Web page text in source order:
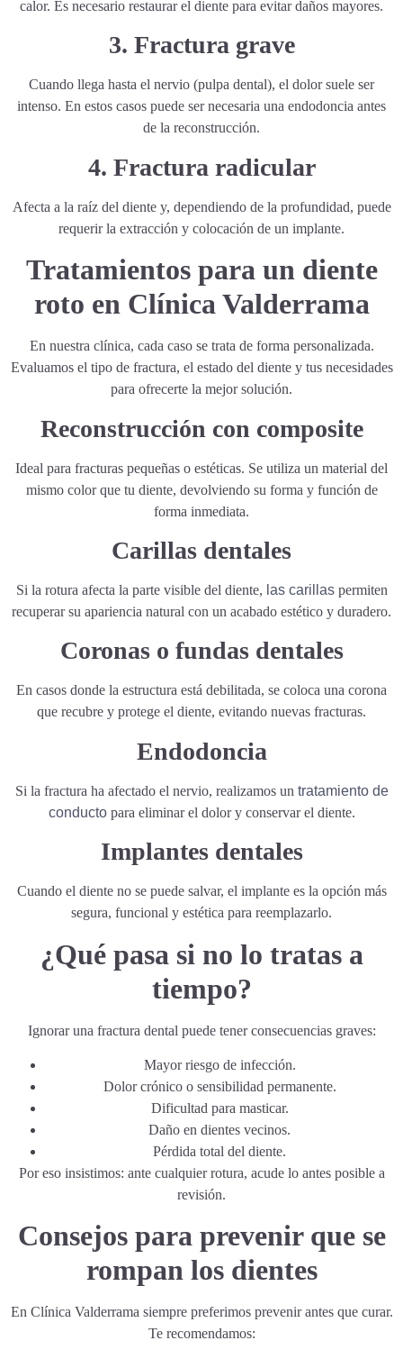
calor. Es necesario restaurar el diente para evitar daños mayores.
3. Fractura grave
Cuando llega hasta el nervio (pulpa dental), el dolor suele ser
intenso. En estos casos puede ser necesaria una endodoncia antes
de la reconstrucción.
4. Fractura radicular
Afecta a la raíz del diente y, dependiendo de la profundidad, puede
requerir la extracción y colocación de un implante.
Tratamientos para un diente
roto en Clínica Valderrama
En nuestra clínica, cada caso se trata de forma personalizada.
Evaluamos el tipo de fractura, el estado del diente y tus necesidades
para ofrecerte la mejor solución.
Reconstrucción con composite
Ideal para fracturas pequeñas o estéticas. Se utiliza un material del
mismo color que tu diente, devolviendo su forma y función de
forma inmediata.
Carillas dentales
Si la rotura afecta la parte visible del diente, las carillaspermiten
recuperar su apariencia natural con un acabado estético y duradero.
Coronas o fundas dentales
En casos donde la estructura está debilitada, se coloca una corona
que recubre y protege el diente, evitando nuevas fracturas.
Endodoncia
Si la fractura ha afectado el nervio, realizamos un tratamiento de
conductopara eliminar el dolor y conservar el diente.
Implantes dentales
Cuando el diente no se puede salvar, el implante es la opción más
segura, funcional y estética para reemplazarlo.
¿Qué pasa si no lo tratas a
tiempo?
Ignorar una fractura dental puede tener consecuencias graves:
Mayor riesgo de infección.
Dolor crónico o sensibilidad permanente.
Dificultad para masticar.
Daño en dientes vecinos.
Pérdida total del diente.
Por eso insistimos: ante cualquier rotura, acude lo antes posible a
revisión.
Consejos para prevenir que se
rompan los dientes
En Clínica Valderrama siempre preferimos prevenir antes que curar.
Te recomendamos: